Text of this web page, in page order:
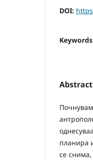
DOI:
Abstract
планира
се снима,